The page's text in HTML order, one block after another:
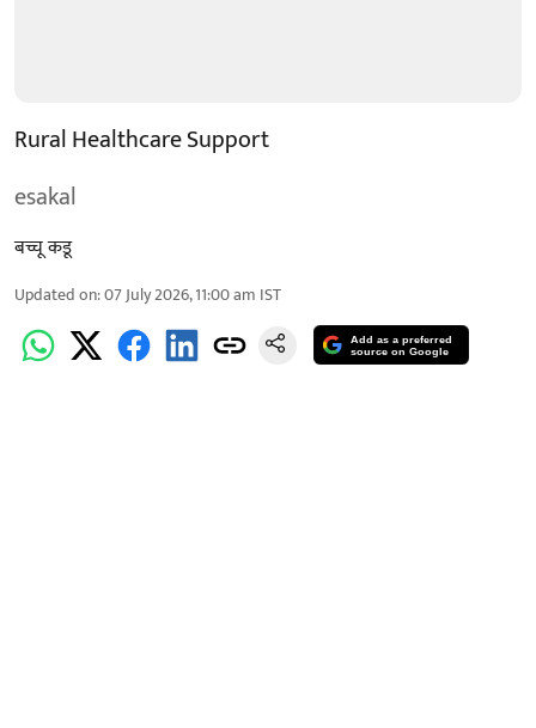
Rural Healthcare Support
esakal
बच्चू कडू
Updated on:07 July 2026, 11:00 am IST
Add as a preferred
source on Google